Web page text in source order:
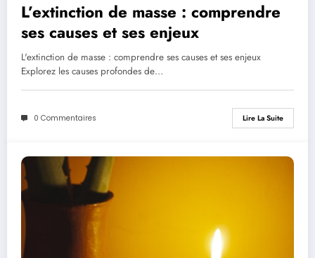
L’extinction de masse : comprendre
ses causes et ses enjeux
L'extinction de masse : comprendre ses causes et ses enjeux
Explorez les causes profondes de…
0 Commentaires Lire La Suite